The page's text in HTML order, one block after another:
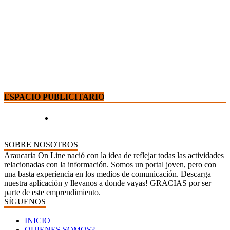
ESPACIO PUBLICITARIO
SOBRE NOSOTROS
Araucaria On Line nació con la idea de reflejar todas las actividades
relacionadas con la información. Somos un portal joven, pero con
una basta experiencia en los medios de comunicación. Descarga
nuestra aplicación y llevanos a donde vayas! GRACIAS por ser
parte de este emprendimiento.
SÍGUENOS
INICIO